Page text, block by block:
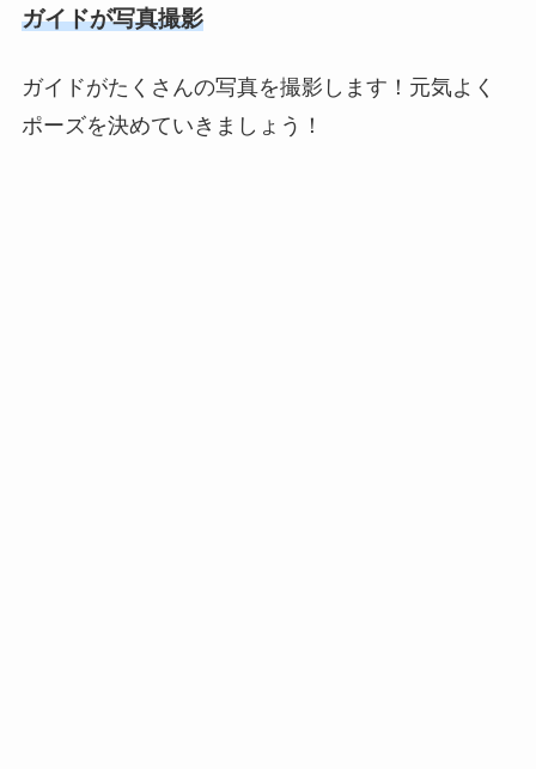
ガイドが写真撮影
ガイドがたくさんの写真を撮影します！元気よく
ポーズを決めていきましょう！